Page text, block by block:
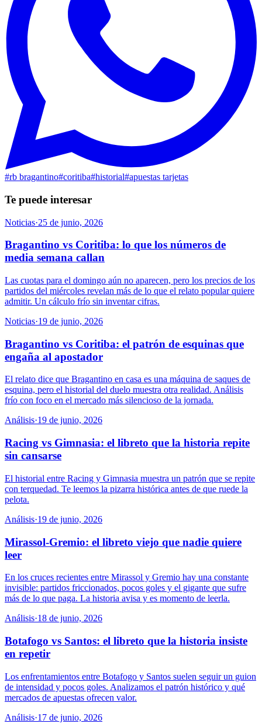
#rb bragantino#coritiba#historial#apuestas tarjetas
Te puede interesar
Noticias·25 de junio, 2026
Bragantino vs Coritiba: lo que los números de
media semana callan
Las cuotas para el domingo aún no aparecen, pero los precios de los
partidos del miércoles revelan más de lo que el relato popular quiere
admitir. Un cálculo frío sin inventar cifras.
Noticias·19 de junio, 2026
Bragantino vs Coritiba: el patrón de esquinas que
engaña al apostador
El relato dice que Bragantino en casa es una máquina de saques de
esquina, pero el historial del duelo muestra otra realidad. Análisis
frío con foco en el mercado más silencioso de la jornada.
Análisis·19 de junio, 2026
Racing vs Gimnasia: el libreto que la historia repite
sin cansarse
El historial entre Racing y Gimnasia muestra un patrón que se repite
con terquedad. Te leemos la pizarra histórica antes de que ruede la
pelota.
Análisis·19 de junio, 2026
Mirassol-Gremio: el libreto viejo que nadie quiere
leer
En los cruces recientes entre Mirassol y Gremio hay una constante
invisible: partidos friccionados, pocos goles y el gigante que sufre
más de lo que paga. La historia avisa y es momento de leerla.
Análisis·18 de junio, 2026
Botafogo vs Santos: el libreto que la historia insiste
en repetir
Los enfrentamientos entre Botafogo y Santos suelen seguir un guion
de intensidad y pocos goles. Analizamos el patrón histórico y qué
mercados de apuestas ofrecen valor.
Análisis·17 de junio, 2026